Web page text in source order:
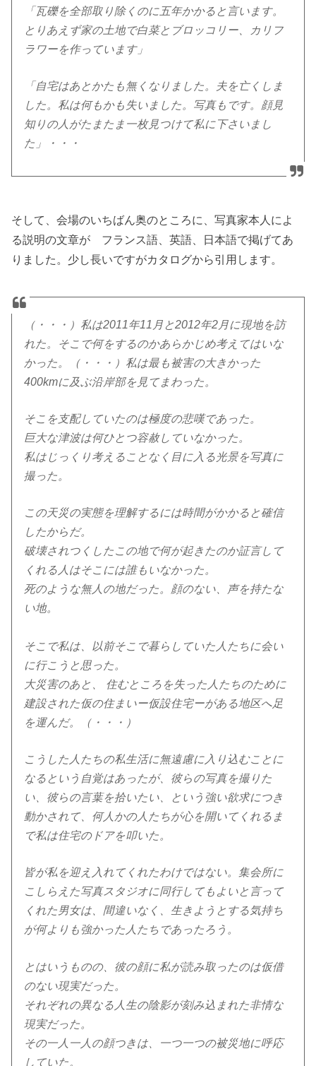
「瓦礫を全部取り除くのに五年かかると言います。
とりあえず家の土地で白菜とブロッコリー、カリフ
ラワーを作っています」
「自宅はあとかたも無くなりました。夫を亡くしま
した。私は何もかも失いました。写真もです。顔見
知りの人がたまたま一枚見つけて私に下さいまし
た」・・・
そして、会場のいちばん奥のところに、写真家本人によ
る説明の文章が フランス語、英語、日本語で掲げてあ
りました。少し長いですがカタログから引用します。
（・・・）私は2011年11月と2012年2月に現地を訪
れた。そこで何をするのかあらかじめ考えてはいな
かった。（・・・）私は最も被害の大きかった
400kmに及ぶ沿岸部を見てまわった。
そこを支配していたのは極度の悲嘆であった。
巨大な津波は何ひとつ容赦していなかった。
私はじっくり考えることなく目に入る光景を写真に
撮った。
この天災の実態を理解するには時間がかかると確信
したからだ。
破壊されつくしたこの地で何が起きたのか証言して
くれる人はそこには誰もいなかった。
死のような無人の地だった。顔のない、声を持たな
い地。
そこで私は、以前そこで暮らしていた人たちに会い
に行こうと思った。
大災害のあと、 住むところを失った人たちのために
建設された仮の住まいー仮設住宅ーがある地区へ足
を運んだ。（・・・）
こうした人たちの私生活に無遠慮に入り込むことに
なるという自覚はあったが、彼らの写真を撮りた
い、彼らの言葉を拾いたい、という強い欲求につき
動かされて、何人かの人たちが心を開いてくれるま
で私は住宅のドアを叩いた。
皆が私を迎え入れてくれたわけではない。集会所に
こしらえた写真スタジオに同行してもよいと言って
くれた男女は、間違いなく、生きようとする気持ち
が何よりも強かった人たちであったろう。
とはいうものの、彼の顔に私が読み取ったのは仮借
のない現実だった。
それぞれの異なる人生の陰影が刻み込まれた非情な
現実だった。
その一人一人の顔つきは、一つ一つの被災地に呼応
していた。